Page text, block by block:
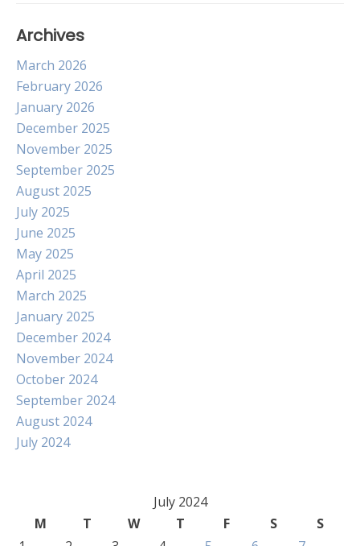
Archives
March 2026
February 2026
January 2026
December 2025
November 2025
September 2025
August 2025
July 2025
June 2025
May 2025
April 2025
March 2025
January 2025
December 2024
November 2024
October 2024
September 2024
August 2024
July 2024
July 2024
M
T W T F S
S